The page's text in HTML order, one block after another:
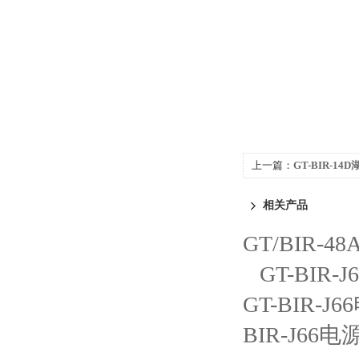
上一篇： GT-BIR-14D
相关产品
GT/BIR-
GT-BIR-
GT-BIR-
BIR-J66电